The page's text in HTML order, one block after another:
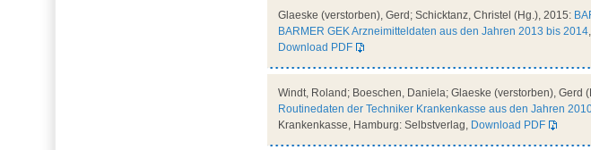
Glaeske (verstorben), Gerd; Schicktanz, Christel (Hg.), 2015:
BARMER GEK Arzneimitteldaten aus den Jahren 2013 bis 2014
Download PDF
Windt, Roland; Boeschen, Daniela; Glaeske (verstorben), Gerd
Routinedaten der Techniker Krankenkasse aus den Jahren
Krankenkasse, Hamburg: Selbstverlag, Download PDF